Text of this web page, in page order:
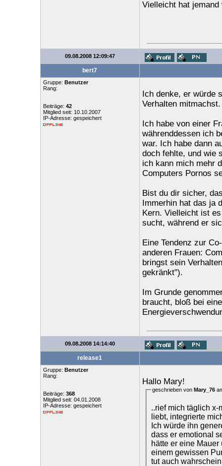
Vielleicht hat
09.08.2008 12:09:47
bert7
Gruppe: Benutzer
Rang:
Beiträge: 42
Mitglied seit: 10.10.2007
IP-Adresse: gespeichert
Ich denke, er würde
Verhalten mitmachst.
Ich habe von einer
währenddessen ich
war. Ich habe dann
doch fehlte, und wie
ich kann mich mehr
Computers Pornos
Bist du dir sicher,
Immerhin hat das ja
Kern. Vielleicht ist
sucht, während er
Eine Tendenz zur
anderen Frauen:
bringst sein
gekränkt").
Im Grunde
braucht, bloß bei
09.08.2008 14:14:40
release1
Gruppe: Benutzer
Rang:
Beiträge: 368
Mitglied seit: 04.01.2008
IP-Adresse: gespeichert
Hallo Mary!
geschrieben von Mary_76
..rief mich täglich
liebt, integrierte
Ich würde ihn
dass er emotional
hätte er eine
einem gewissen
tut auch